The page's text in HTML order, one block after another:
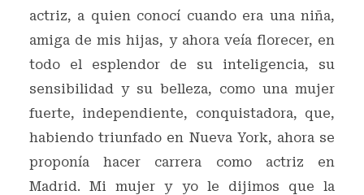
actriz, a quien conocí cuando era una niña,
amiga de mis hijas, y ahora veía florecer, en
todo el esplendor de su inteligencia, su
sensibilidad y su belleza, como una mujer
fuerte, independiente, conquistadora, que,
habiendo triunfado en Nueva York, ahora se
proponía hacer carrera como actriz en
Madrid. Mi mujer y yo le dijimos que la